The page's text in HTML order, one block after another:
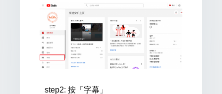
step2: 按「字幕」